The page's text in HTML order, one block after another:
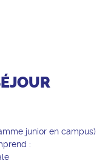
Resa
adapté à
Les chambres
junior en campus)
: